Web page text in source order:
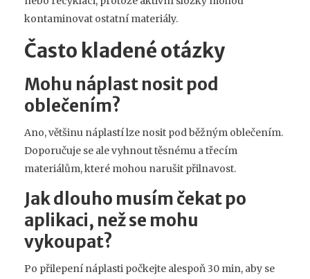
kontaminovat ostatní materiály.
Často kladené otázky
Mohu náplast nosit pod
oblečením?
Ano, většinu náplastí lze nosit pod běžným oblečením.
Doporučuje se ale vyhnout těsnému a třecím
materiálům, které mohou narušit přilnavost.
Jak dlouho musím čekat po
aplikaci, než se mohu
vykoupat?
Po přilepení náplasti počkejte alespoň 30 min, aby se